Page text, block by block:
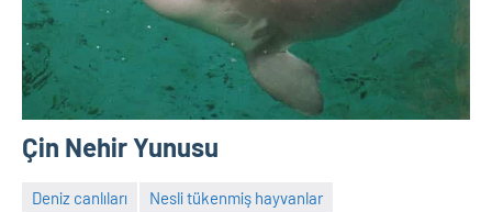
Çin Nehir Yunusu
Deniz canlıları
Nesli tükenmiş hayvanlar